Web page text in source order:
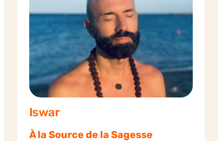
Iswar
À la Source de la Sagesse